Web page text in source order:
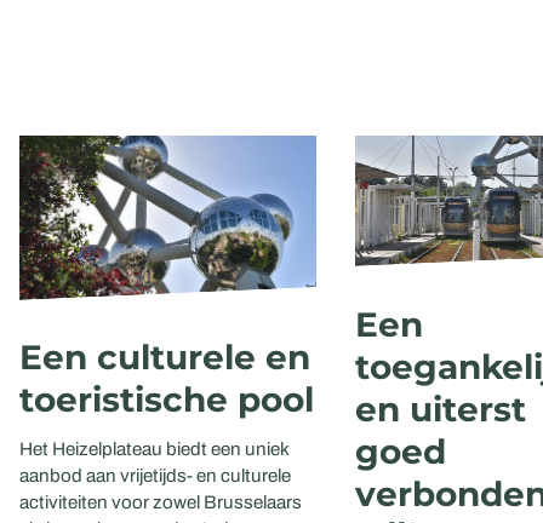
Een culturele en
toeristische pool
Het Heizelplateau biedt een uniek
aanbod aan vrijetijds- en culturele
activiteiten voor zowel Brusselaars
Een
en uiterst
goed